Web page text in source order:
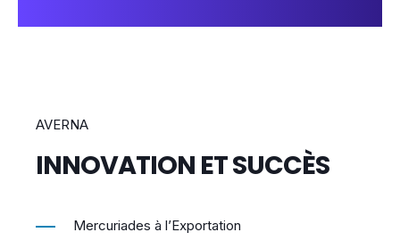
AVERNA
INNOVATION ET SUCCÈS
Mercuriades à l’Exportation